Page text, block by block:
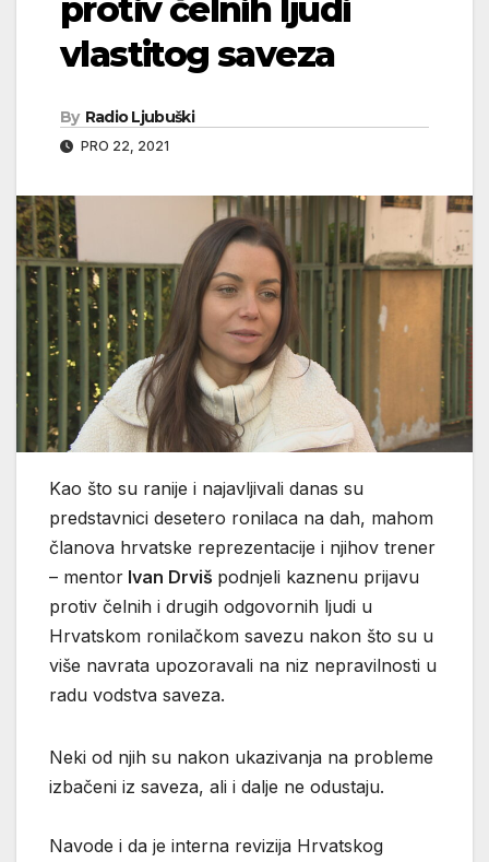
protiv čelnih ljudi
vlastitog saveza
By Radio Ljubuški
PRO 22, 2021
Kao što su ranije i najavljivali danas su
predstavnici desetero ronilaca na dah, mahom
članova hrvatske reprezentacije i njihov trener
– mentor Ivan Drviš podnjeli kaznenu prijavu
protiv čelnih i drugih odgovornih ljudi u
Hrvatskom ronilačkom savezu nakon što su u
više navrata upozoravali na niz nepravilnosti u
radu vodstva saveza.
Neki od njih su nakon ukazivanja na probleme
izbačeni iz saveza, ali i dalje ne odustaju.
Navode i da je interna revizija Hrvatskog